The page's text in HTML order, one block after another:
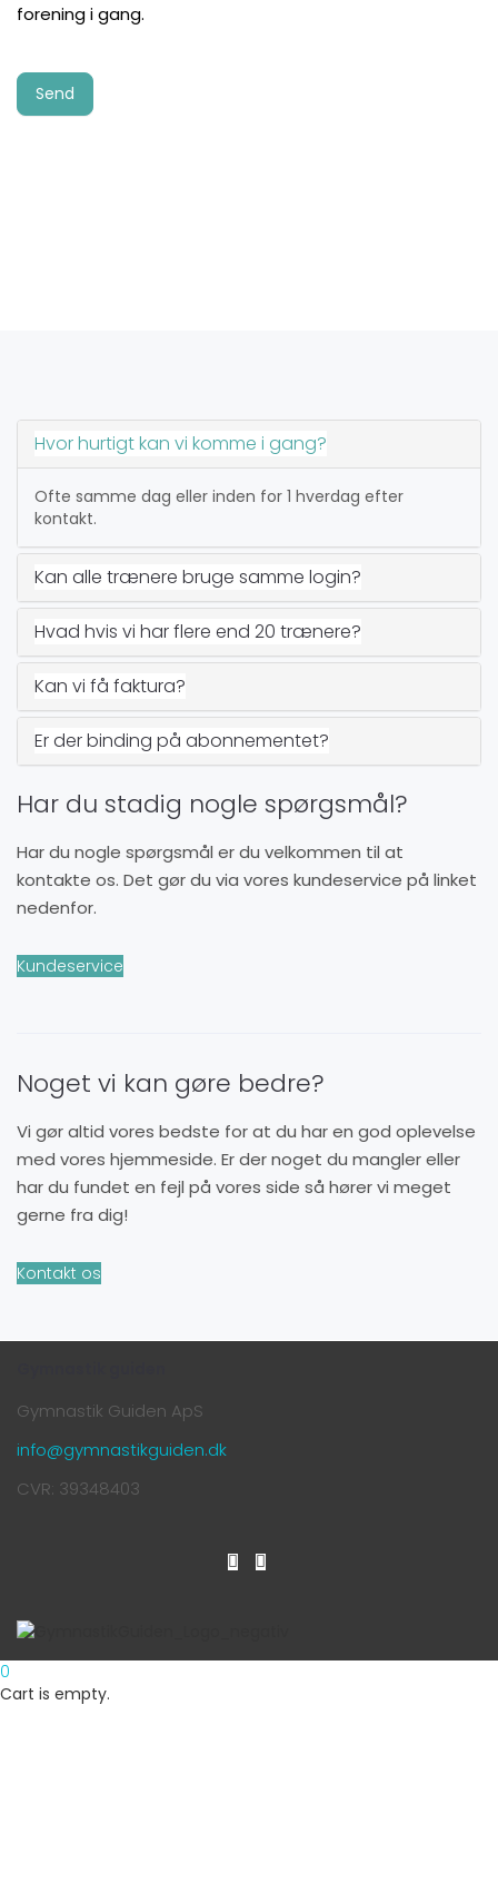
forening i gang.
Send
Hvor hurtigt kan vi komme i gang?
Ofte samme dag eller inden for 1 hverdag efter
kontakt.
Kan alle trænere bruge samme login?
Hvad hvis vi har flere end 20 trænere?
Kan vi få faktura?
Er der binding på abonnementet?
Har du stadig nogle spørgsmål?
Har du nogle spørgsmål er du velkommen til at
kontakte os. Det gør du via vores kundeservice på linket
nedenfor.
Kundeservice
Noget vi kan gøre bedre?
Vi gør altid vores bedste for at du har en god oplevelse
med vores hjemmeside. Er der noget du mangler eller
har du fundet en fejl på vores side så hører vi meget
gerne fra dig!
Kontakt os
Gymnastik Guiden ApS
info@gymnastikguiden.dk
CVR: 39348403
0
Cart is empty.